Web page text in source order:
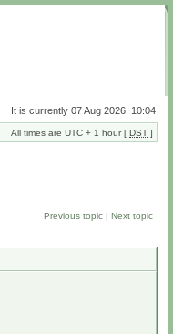
It is currently 07 Aug 2026, 10:04
All times are UTC + 1 hour [ DST ]
Previous topic | Next topic